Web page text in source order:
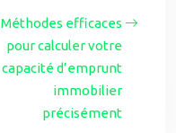
Méthodes efficaces
pour calculer votre
capacité d’emprunt
immobilier
précisément